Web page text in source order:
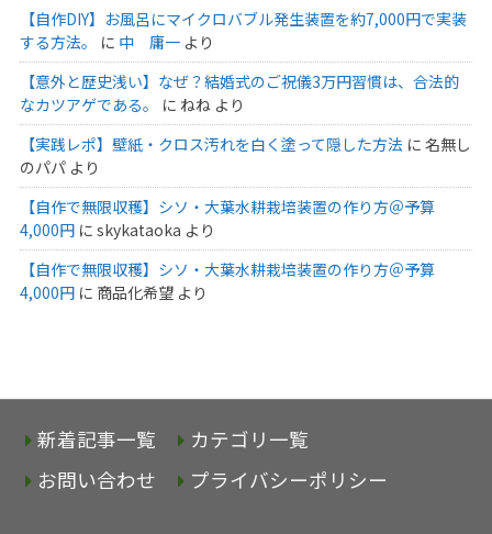
【自作DIY】お風呂にマイクロバブル発生装置を約7,000円で実装
する方法。
に 中 庸一より
【意外と歴史浅い】なぜ？結婚式のご祝儀3万円習慣は、合法的
なカツアゲである。
に ねねより
【実践レポ】壁紙・クロス汚れを白く塗って隠した方法 に 名無し
のパパより
【自作で無限収穫】シソ・大葉水耕栽培装置の作り方＠予算
4,000円に skykataoka より
【自作で無限収穫】シソ・大葉水耕栽培装置の作り方＠予算
4,000円に 商品化希望より
新着記事一覧
カテゴリ一覧
お問い合わせ
プライバシーポリシー